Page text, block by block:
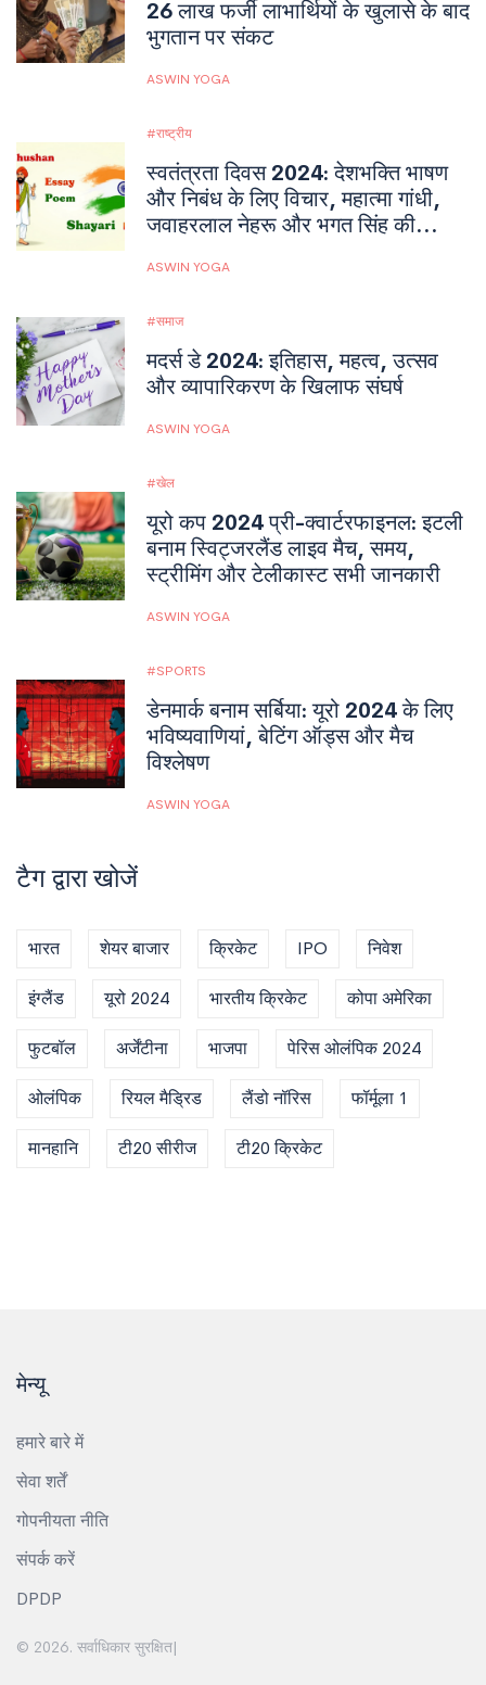
26 लाख फर्जी लाभार्थियों के खुलासे के बाद
भुगतान पर संकट
ASWIN YOGA
राष्ट्रीय
स्वतंत्रता दिवस 2024: देशभक्ति भाषण
और निबंध के लिए विचार, महात्मा गांधी,
जवाहरलाल नेहरू और भगत सिंह की
ASWIN YOGA
समाज
मदर्स डे 2024: इतिहास, महत्व, उत्सव
और व्यापारिकरण के खिलाफ संघर्ष
ASWIN YOGA
खेल
यूरो कप 2024 प्री-क्वार्टरफाइनल: इटली
बनाम स्विट्जरलैंड लाइव मैच, समय,
स्ट्रीमिंग और टेलीकास्ट सभी जानकारी
ASWIN YOGA
SPORTS
डेनमार्क बनाम सर्बिया: यूरो 2024 के लिए
भविष्यवाणियां, बेटिंग ऑड्स और मैच
विश्लेषण
ASWIN YOGA
टैग द्वारा खोजें
भारत शेयर बाजार क्रिकेट IPO निवेश
इंग्लैंड यूरो 2024 भारतीय क्रिकेट कोपा अमेरिका
फुटबॉल अर्जेंटीना भाजपा पेरिस ओलंपिक 2024
ओलंपिक रियल मैड्रिड लैंडो नॉरिस फॉर्मूला 1
मानहानि टी20 सीरीज टी20 क्रिकेट
मेन्यू
हमारे बारे में
सेवा शर्तें
गोपनीयता नीति
संपर्क करें
DPDP
© 2026. सर्वाधिकार सुरक्षित|